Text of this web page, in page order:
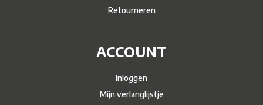
Retourneren
ACCOUNT
Inloggen
Mijn verlanglijstje